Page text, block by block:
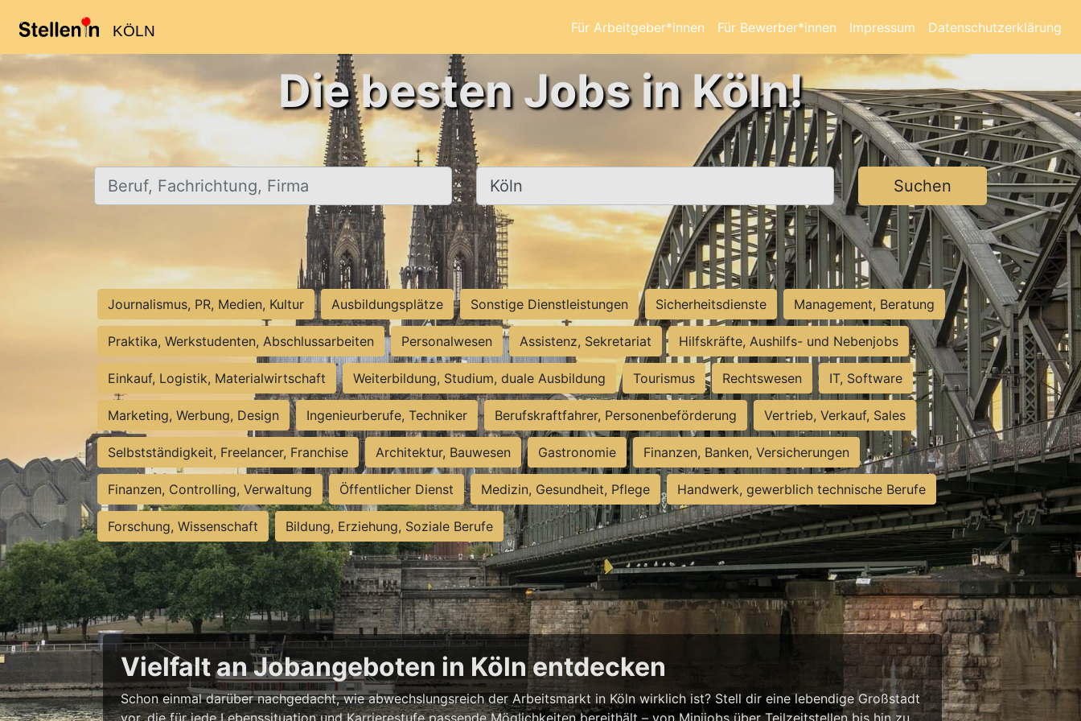
KÖLN Für Arbeitgeber*innen Für Bewerber*innen Impressum Datenschutzerklärung
Die besten Jobs in Köln!
Beruf, Fachrichtung, Firma Ort, Stadt Suchen
Journalismus, PR, Medien, Kultur Ausbildungsplätze Sonstige Dienstleistungen Sicherheitsdienste Management, Beratung
Praktika, Werkstudenten, Abschlussarbeiten Personalwesen Assistenz, Sekretariat Hilfskräfte, Aushilfs- und Nebenjobs
Einkauf, Logistik, Materialwirtschaft Weiterbildung, Studium, duale Ausbildung Tourismus Rechtswesen IT, Software
Marketing, Werbung, Design Ingenieurberufe, Techniker Berufskraftfahrer, Personenbeförderung Vertrieb, Verkauf, Sales
Selbstständigkeit, Freelancer, Franchise Architektur, Bauwesen Gastronomie Finanzen, Banken, Versicherungen
Finanzen, Controlling, Verwaltung Öffentlicher Dienst Medizin, Gesundheit, Pflege Handwerk, gewerblich technische Berufe
Forschung, Wissenschaft Bildung, Erziehung, Soziale Berufe
Vielfalt an Jobangeboten in Köln entdecken
Schon einmal darüber nachgedacht, wie abwechslungsreich der Arbeitsmarkt in Köln wirklich ist? Stell dir eine lebendige Großstadt